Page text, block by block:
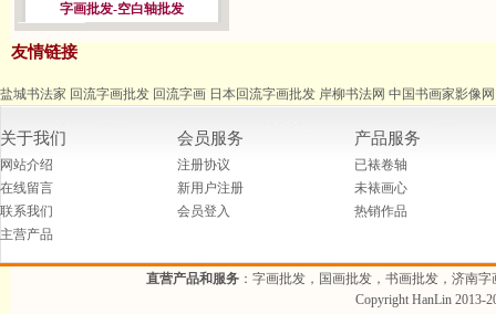
字画批发-空白轴批发
友情链接
盐城书法家 回流字画批发 回流字画 日本回流字画批发 岸柳书法网 中国书画家影像网
关于我们
网站介绍
在线留言
联系我们
主营产品
会员服务
注册协议
新用户注册
会员登入
产品服务
已裱卷轴
未裱画心
热销作品
直营产品和服务 ：字画批发，国画批发，书画批发，济南
Copyright HanLin 2013-